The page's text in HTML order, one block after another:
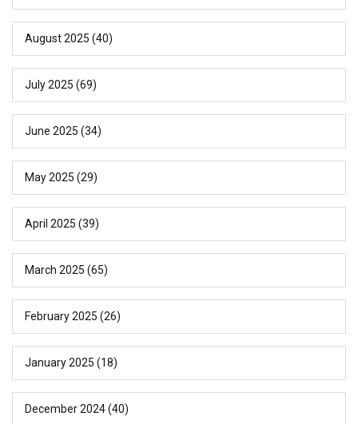
August 2025 (40)
July 2025 (69)
June 2025 (34)
May 2025 (29)
April 2025 (39)
March 2025 (65)
February 2025 (26)
January 2025 (18)
December 2024(40)